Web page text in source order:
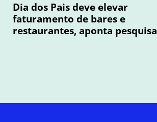
Dia dos Pais deve elevar
faturamento de bares e
restaurantes, aponta pesquisa